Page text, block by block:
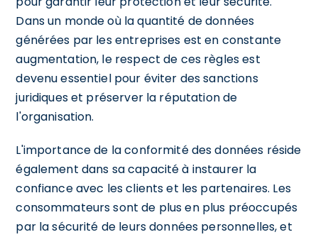
Dans un monde où la quantité de données
générées par les entreprises est en constante
augmentation, le respect de ces règles est
devenu essentiel pour éviter des sanctions
juridiques et préserver la réputation de
l'organisation.
L'importance de la conformité des données réside
également dans sa capacité à instaurer la
confiance avec les clients et les partenaires. Les
consommateurs sont de plus en plus préoccupés
par la sécurité de leurs données personnelles, et